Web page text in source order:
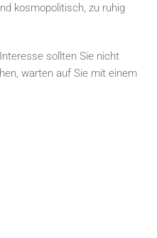
kosmopolitisch, zu ruhig
sollten Sie nicht
warten auf Sie mit einem